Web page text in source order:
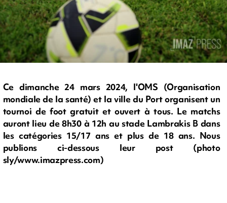
Ce dimanche 24 mars 2024, l'OMS (Organisation
mondiale de la santé) et la ville du Port organisent un
tournoi de foot gratuit et ouvert à tous. Le matchs
auront lieu de 8h30 à 12h au stade Lambrakis B dans
les catégories 15/17 ans et plus de 18 ans. Nous
publions ci-dessous leur post (photo
sly/www.imazpress.com)